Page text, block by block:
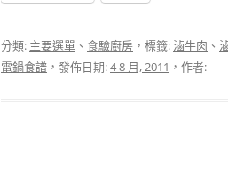
分類: 主要選單 、 食驗廚房 ，標籤:滷牛肉 、
電鍋食譜 ，發佈日期:4 8 月, 2011 ，作者: